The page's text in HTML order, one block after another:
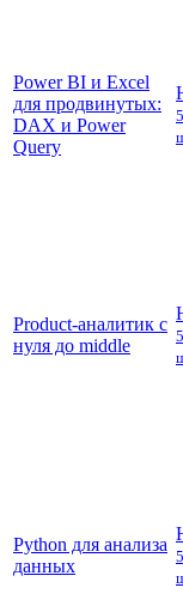
Power BI и Excel
для продвинутых:
DAX и Power
Query
Product-аналитик с
нуля до middle
Python для анализа
данных